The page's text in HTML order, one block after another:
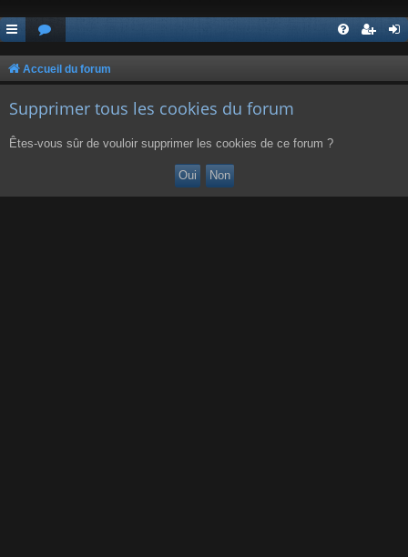
Accueil du forum
Supprimer tous les cookies du forum
Êtes-vous sûr de vouloir supprimer les cookies de ce forum ?